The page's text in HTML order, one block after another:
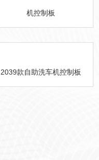
机控制板
2039款自助洗车机控制板